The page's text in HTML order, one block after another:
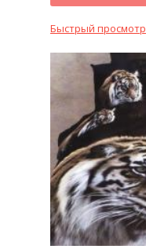
Быстрый просмотр